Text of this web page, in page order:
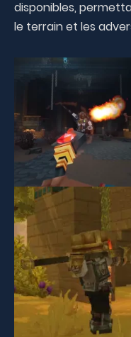
disponibles,
le terrain et les